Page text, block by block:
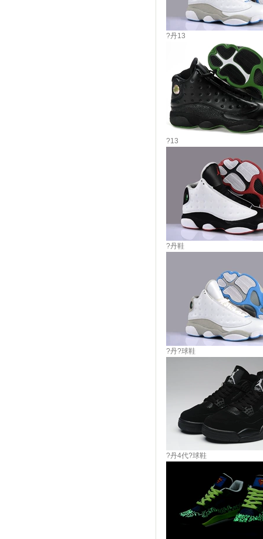
?丹13
?13
?丹鞋
?丹?球鞋
?丹4代?球鞋